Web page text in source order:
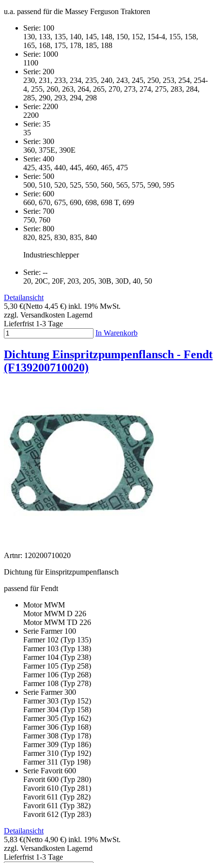
u.a. passend für die Massey Ferguson Traktoren
Serie: 100
130, 133, 135, 140, 145, 148, 150, 152, 154-4, 155, 158,
165, 168, 175, 178, 185, 188
Serie: 1000
1100
Serie: 200
230, 231, 233, 234, 235, 240, 243, 245, 250, 253, 254, 254-
4, 255, 260, 263, 264, 265, 270, 273, 274, 275, 283, 284,
285, 290, 293, 294, 298
Serie: 2200
2200
Serie: 35
35
Serie: 300
360, 375E, 390E
Serie: 400
425, 435, 440, 445, 460, 465, 475
Serie: 500
500, 510, 520, 525, 550, 560, 565, 575, 590, 595
Serie: 600
660, 670, 675, 690, 698, 698 T, 699
Serie: 700
750, 760
Serie: 800
820, 825, 830, 835, 840
Industrieschlepper
Serie: --
20, 20C, 20F, 203, 205, 30B, 30D, 40, 50
Detailansicht
5,30 €(Netto 4,45 €) inkl. 19% MwSt.
zzgl. Versandkosten Lagernd
Lieferfrist 1-3 Tage
In Warenkorb
Dichtung Einspritzpumpenflansch - Fendt
(F139200710020)
Artnr: 120200710020
Dichtung für Einspritzpumpenflansch
passend für Fendt
Motor MWM
Motor MWM D 226
Motor MWM TD 226
Serie Farmer 100
Farmer 102 (Typ 135)
Farmer 103 (Typ 138)
Farmer 104 (Typ 238)
Farmer 105 (Typ 258)
Farmer 106 (Typ 268)
Farmer 108 (Typ 278)
Serie Farmer 300
Farmer 303 (Typ 152)
Farmer 304 (Typ 158)
Farmer 305 (Typ 162)
Farmer 306 (Typ 168)
Farmer 308 (Typ 178)
Farmer 309 (Typ 186)
Farmer 310 (Typ 192)
Farmer 311 (Typ 198)
Serie Favorit 600
Favorit 600 (Typ 280)
Favorit 610 (Typ 281)
Favorit 611 (Typ 282)
Favorit 611 (Typ 382)
Favorit 612 (Typ 283)
Detailansicht
5,83 €(Netto 4,90 €) inkl. 19% MwSt.
zzgl. Versandkosten Lagernd
Lieferfrist 1-3 Tage